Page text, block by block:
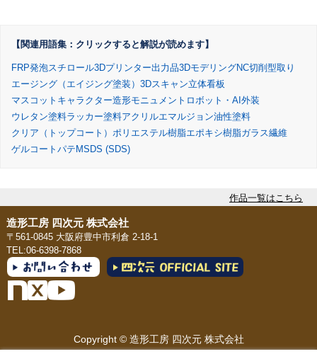
【関連用語集：クリックすると解説が読めます】
FRP発泡スチロール3Dプリンター出力品3DモデリングNC切削型取り
エージング（エイジング塗装） 3Dスキャン立体看板
マスコットキャラクター造形モニュメント ロボット・AI外装
ウレタン塗料ラッカー塗料アクリルエマルジョン油性塗料
クリア（トップコート） ポリエステル樹脂エポキシ樹脂ガラス繊維
ゲルコート パテMSDS (SDS)
作品一覧はこちら
造形工房 四次元 株式会社
〒561-0845 大阪府豊中市利倉 2-18-1
TEL:06-6398-7868
Copyright © 造形工房 四次元 株式会社